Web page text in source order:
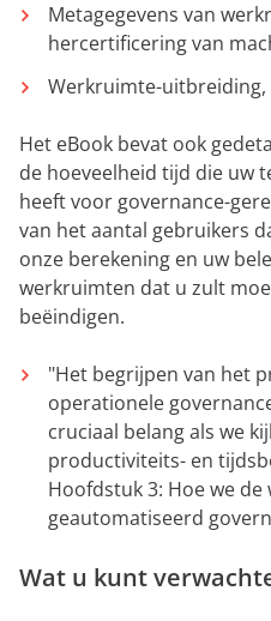
Metagegevens van
hercertificering van
Werkruimte-
Het eBook bevat ook
de hoeveelheid tijd die uw
heeft voor governance-
van het aantal gebruikers
onze berekening en uw
werkruimten dat u zult
beëindigen.
"Het begrijpen van het
operationele
cruciaal belang als we
productiviteits- en
Hoofdstuk 3: Hoe we de
geautomatiseerd
Wat u kunt